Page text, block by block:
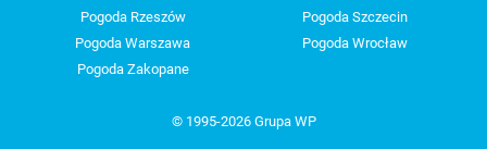
Pogoda Rzeszów
Pogoda Szczecin
Pogoda Warszawa
Pogoda Wrocław
Pogoda Zakopane
© 1995-2026 Grupa WP